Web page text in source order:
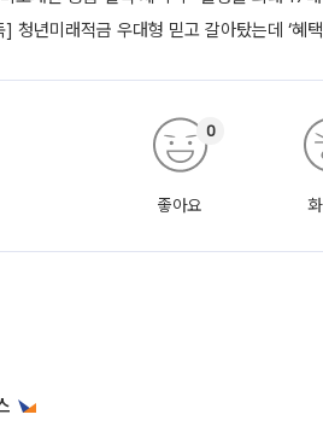
] 청년미래적금 우대형 믿고 갈아탔는데 ‘혜
좋아요
0